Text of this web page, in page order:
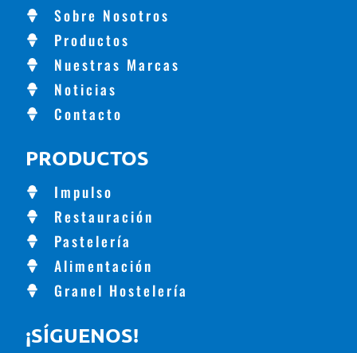
Sobre Nosotros
Productos
Nuestras Marcas
Noticias
Contacto
PRODUCTOS
Impulso
Restauración
Pastelería
Alimentación
Granel Hostelería
¡SÍGUENOS!